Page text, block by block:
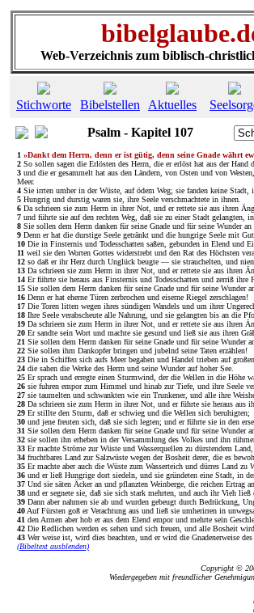
Web-Verzeichnis zum biblisch-
Stichworte Bibelstellen Aktuelles
Psalm - Kapitel 107
1 »Dankt dem Herrn, denn er ist gütig, denn seine Gnade währt
2 So sollen sagen die Erlösten des Herrn, die er erlöst hat aus der Hand
3 und die er gesammelt hat aus den Ländern, von Osten und von
Meer.
4 Sie irrten umher in der Wüste, auf ödem Weg; sie fanden keine Stadt,
5 Hungrig und durstig waren sie, ihre Seele verschmachtete in ihnen.
6 Da schrieen sie zum Herrn in ihrer Not, und er rettete sie aus ihren
7 und führte sie auf den rechten Weg, daß sie zu einer Stadt gelangten,
8 Sie sollen dem Herrn danken für seine Gnade und für seine Wunder
9 Denn er hat die durstige Seele getränkt und die hungrige Seele mit
10 Die in Finsternis und Todesschatten saßen, gebunden in Elend und
11 weil sie den Worten Gottes widerstrebt und den Rat des Höchsten
12 so daß er ihr Herz durch Unglück beugte — sie strauchelten, und
13 Da schrieen sie zum Herrn in ihrer Not, und er rettete sie aus ihren
14 Er führte sie heraus aus Finsternis und Todesschatten und zerriß ihre
15 Sie sollen dem Herrn danken für seine Gnade und für seine Wunder
16 Denn er hat eherne Türen zerbrochen und eiserne Riegel zerschlagen!
17 Die Toren litten wegen ihres sündigen Wandels und um ihrer
18 Ihre Seele verabscheute alle Nahrung, und sie gelangten bis an die
19 Da schrieen sie zum Herrn in ihrer Not, und er rettete sie aus ihren
20 Er sandte sein Wort und machte sie gesund und ließ sie aus ihren
21 Sie sollen dem Herrn danken für seine Gnade und für seine Wunder
22 Sie sollen ihm Dankopfer bringen und jubelnd seine Taten erzählen!
23 Die in Schiffen sich aufs Meer begaben und Handel trieben auf großen
24 die sahen die Werke des Herrn und seine Wunder auf hoher See.
25 Er sprach und erregte einen Sturmwind, der die Wellen in die Höhe
26 sie fuhren empor zum Himmel und hinab zur Tiefe, und ihre Seele
27 sie taumelten und schwankten wie ein Trunkener, und alle ihre
28 Da schrieen sie zum Herrn in ihrer Not, und er führte sie heraus aus
29 Er stillte den Sturm, daß er schwieg und die Wellen sich beruhigten;
30 und jene freuten sich, daß sie sich legten; und er führte sie in den
31 Sie sollen dem Herrn danken für seine Gnade und für seine Wunder
32 sie sollen ihn erheben in der Versammlung des Volkes und ihn
33 Er machte Ströme zur Wüste und Wasserquellen zu dürstendem Land,
34 fruchtbares Land zur Salzwüste wegen der Bosheit derer, die es
35 Er machte aber auch die Wüste zum Wasserteich und dürres Land zu
36 und er ließ Hungrige dort siedeln, und sie gründeten eine Stadt, in
37 Und sie säten Äcker an und pflanzten Weinberge, die reichen Ertrag
38 und er segnete sie, daß sie sich stark mehrten, und auch ihr Vieh ließ
39 Dann aber nahmen sie ab und wurden gebeugt durch Bedrückung,
40 Auf Fürsten goß er Verachtung aus und ließ sie umherirren in
41 den Armen aber hob er aus dem Elend empor und mehrte sein
42 Die Redlichen werden es sehen und sich freuen, und alle Bosheit
43 Wer weise ist, wird dies beachten, und er wird die Gnadenerweise des
(Bibeltext ausblenden)
Copyright ©
Wiedergegeben mit freundlicher